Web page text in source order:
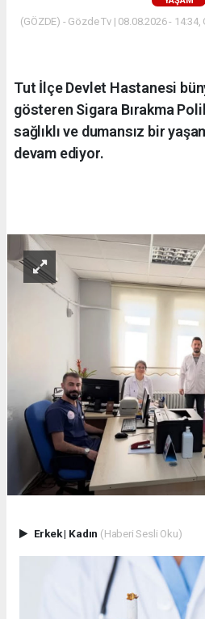
(GÖZDE) - Gözde Tv | 08.08.2026 -
Tut İlçe Devlet Hastanesi
gösteren Sigara Bırakma
sağlıklı ve dumansız bir
devam ediyor.
Erkek| Kadın (Haberi Sesli Oku)